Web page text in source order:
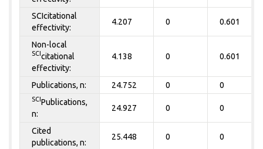
SCIcitational
effectivity:
4.207 0 0.601
Non-local
SCI citational
effectivity:
4.138 0 0.601
Publications, n: 24.752 0 0
SCI Publications,
n:
24.927 0 0
Cited
publications, n:
25.448 0 0